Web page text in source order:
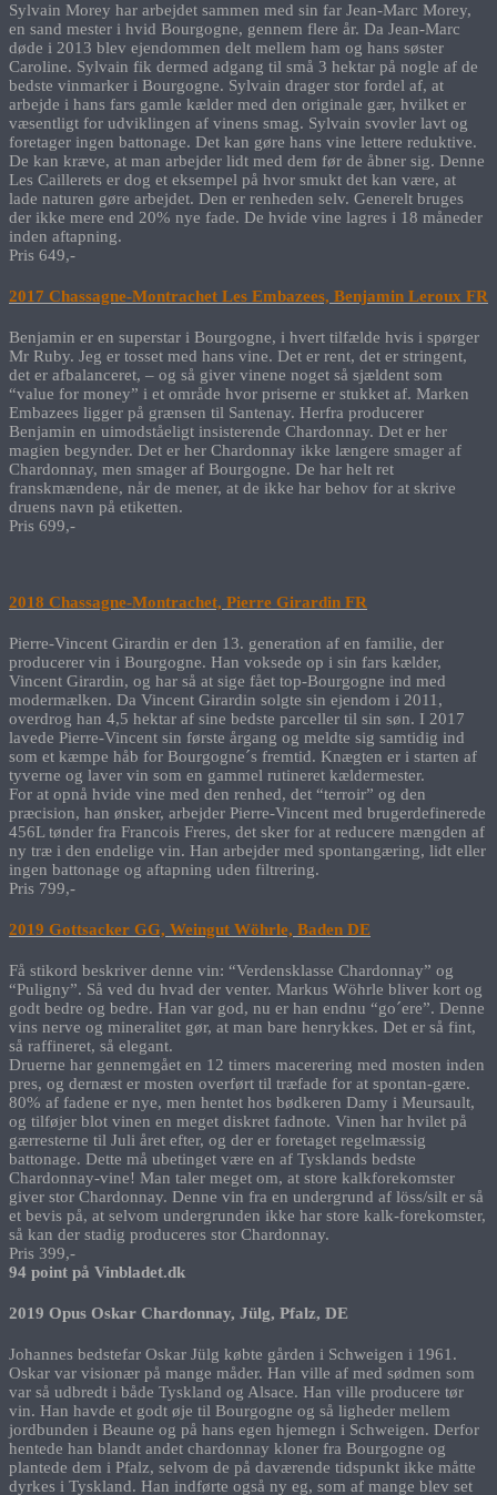
Sylvain Morey har arbejdet sammen med sin far Jean-Marc Morey,
en sand mester i hvid Bourgogne, gennem flere år. Da Jean-Marc
døde i 2013 blev ejendommen delt mellem ham og hans søster
Caroline. Sylvain fik dermed adgang til små 3 hektar på nogle af de
bedste vinmarker i Bourgogne. Sylvain drager stor fordel af, at
arbejde i hans fars gamle kælder med den originale gær, hvilket er
væsentligt for udviklingen af vinens smag. Sylvain svovler lavt og
foretager ingen battonage. Det kan gøre hans vine lettere reduktive.
De kan kræve, at man arbejder lidt med dem før de åbner sig. Denne
Les Caillerets er dog et eksempel på hvor smukt det kan være, at
lade naturen gøre arbejdet. Den er renheden selv. Generelt bruges
der ikke mere end 20% nye fade. De hvide vine lagres i 18 måneder
inden aftapning.
Pris 649,-
2017 Chassagne-Montrachet Les Embazees, Benjamin Leroux FR
Benjamin er en superstar i Bourgogne, i hvert tilfælde hvis i spørger
Mr Ruby. Jeg er tosset med hans vine. Det er rent, det er stringent,
det er afbalanceret, – og så giver vinene noget så sjældent som
“value for money” i et område hvor priserne er stukket af. Marken
Embazees ligger på grænsen til Santenay. Herfra producerer
Benjamin en uimodståeligt insisterende Chardonnay. Det er her
magien begynder. Det er her Chardonnay ikke længere smager af
Chardonnay, men smager af Bourgogne. De har helt ret
franskmændene, når de mener, at de ikke har behov for at skrive
druens navn på etiketten.
Pris 699,-
2018 Chassagne-Montrachet, Pierre Girardin FR
Pierre-Vincent Girardin er den 13. generation af en familie, der
producerer vin i Bourgogne. Han voksede op i sin fars kælder,
Vincent Girardin, og har så at sige fået top-Bourgogne ind med
modermælken. Da Vincent Girardin solgte sin ejendom i 2011,
overdrog han 4,5 hektar af sine bedste parceller til sin søn. I 2017
lavede Pierre-Vincent sin første årgang og meldte sig samtidig ind
som et kæmpe håb for Bourgogne´s fremtid. Knægten er i starten af
tyverne og laver vin som en gammel rutineret kældermester.
For at opnå hvide vine med den renhed, det “terroir” og den
præcision, han ønsker, arbejder Pierre-Vincent med brugerdefinerede
456L tønder fra Francois Freres, det sker for at reducere mængden af
​​ny træ i den endelige vin. Han arbejder med spontangæring, lidt eller
ingen battonage og aftapning uden filtrering.
Pris 799,-
2019 Gottsacker GG, Weingut Wöhrle, Baden DE
Få stikord beskriver denne vin: “Verdensklasse Chardonnay” og
“Puligny”. Så ved du hvad der venter. Markus Wöhrle bliver kort og
godt bedre og bedre. Han var god, nu er han endnu “go´ere”. Denne
vins nerve og mineralitet gør, at man bare henrykkes. Det er så fint,
så raffineret, så elegant.
Druerne har gennemgået en 12 timers macerering med mosten inden
pres, og dernæst er mosten overført til træfade for at spontan-gære.
80% af fadene er nye, men hentet hos bødkeren Damy i Meursault,
og tilføjer blot vinen en meget diskret fadnote. Vinen har hvilet på
gærresterne til Juli året efter, og der er foretaget regelmæssig
battonage. Dette må ubetinget være en af Tysklands bedste
Chardonnay-vine! Man taler meget om, at store kalkforekomster
giver stor Chardonnay. Denne vin fra en undergrund af löss/silt er så
et bevis på, at selvom undergrunden ikke har store kalk-forekomster,
så kan der stadig produceres stor Chardonnay.
Pris 399,-
94 point på Vinbladet.dk
2019 Opus Oskar Chardonnay, Jülg, Pfalz, DE
Johannes bedstefar Oskar Jülg købte gården i Schweigen i 1961.
Oskar var visionær på mange måder. Han ville af med sødmen som
var så udbredt i både Tyskland og Alsace. Han ville producere tør
vin. Han havde et godt øje til Bourgogne og så ligheder mellem
jordbunden i Beaune og på hans egen hjemegn i Schweigen. Derfor
hentede han blandt andet chardonnay kloner fra Bourgogne og
plantede dem i Pfalz, selvom de på daværende tidspunkt ikke måtte
dyrkes i Tyskland. Han indførte også ny eg, som af mange blev set